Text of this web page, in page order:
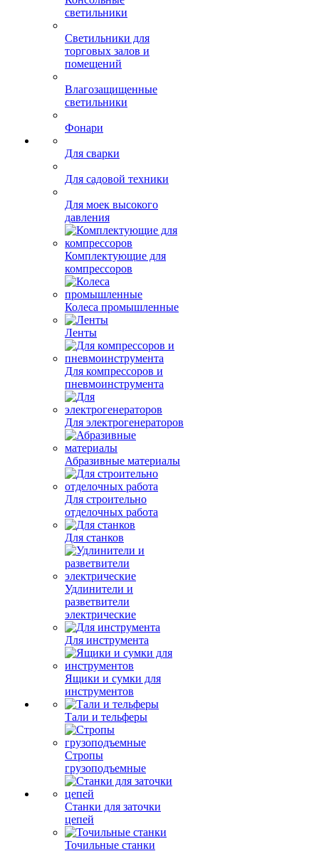
Светильники
накладные и
встраиваемые downlight
Консольные
светильники
Светильники для
торговых залов и
помещений
Влагозащищенные
светильники
Фонари
Для сварки
Для садовой техники
Для моек высокого
давления
Комплектующие для
компрессоров
Колеса промышленные
Ленты
Для компрессоров и
пневмоинструмента
Для электрогенераторов
Абразивные материалы
Для строительно
отделочных работа
Для станков
Удлинители и
разветвители
электрические
Для инструмента
Ящики и сумки для
инструментов
Тали и тельферы
Стропы
грузоподъемные